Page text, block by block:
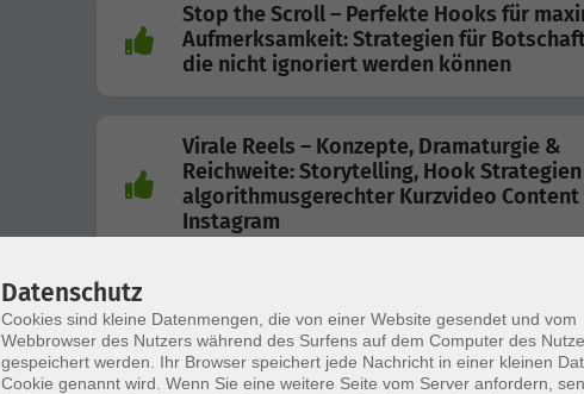
Stop the Scroll – Perfekte Hooks für
Aufmerksamkeit: Strategien für
die nicht ignoriert werden können
Virale Reels – Konzepte, Dramaturgie &
Reichweite: Storytelling, Hook Strategien
algorithmusgerechter Kurzvideo
Instagram
(Schwellen-)Angst am Telefon?
Datenschutz
Cookies sind kleine Datenmengen, die von einer Website gesendet und vom
Webbrowser des Nutzers während des Surfens auf dem Computer des
gespeichert werden. Ihr Browser speichert jede Nachricht in einer kleinen
Cookie genannt wird. Wenn Sie eine weitere Seite vom Server anfordern,